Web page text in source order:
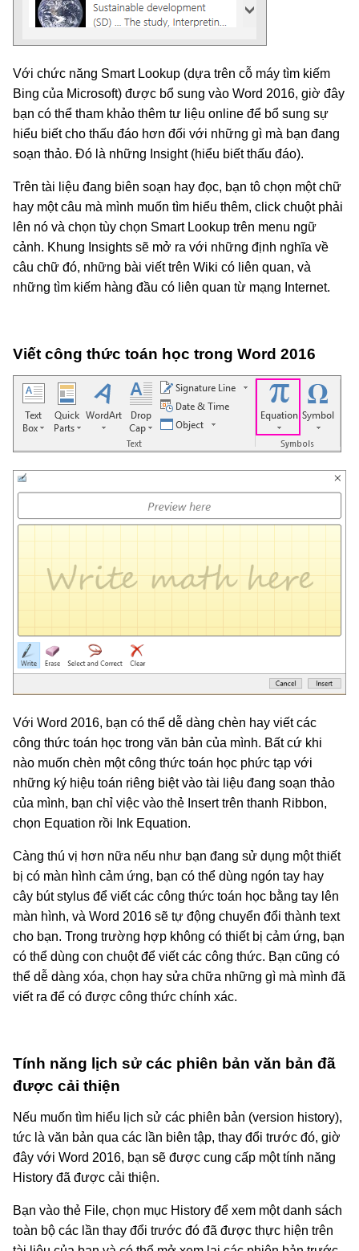
Với chức năng Smart Lookup (dựa trên cỗ máy tìm kiếm
Bing của Microsoft) được bổ sung vào Word 2016, giờ đây
bạn có thể tham khảo thêm tư liệu online để bổ sung sự
hiểu biết cho thấu đáo hơn đối với những gì mà bạn đang
soạn thảo. Đó là những Insight (hiểu biết thấu đáo).
Trên tài liệu đang biên soạn hay đọc, bạn tô chọn một chữ
hay một câu mà mình muốn tìm hiểu thêm, click chuột phải
lên nó và chọn tùy chọn Smart Lookup trên menu ngữ
cảnh. Khung Insights sẽ mở ra với những định nghĩa về
câu chữ đó, những bài viết trên Wiki có liên quan, và
những tìm kiếm hàng đầu có liên quan từ mạng Internet.
Viết công thức toán học trong Word 2016
Với Word 2016, bạn có thể dễ dàng chèn hay viết các
công thức toán học trong văn bản của mình. Bất cứ khi
nào muốn chèn một công thức toán học phức tạp với
những ký hiệu toán riêng biệt vào tài liệu đang soạn thảo
của mình, bạn chỉ việc vào thẻ Insert trên thanh Ribbon,
chọn Equation rồi Ink Equation.
Càng thú vị hơn nữa nếu như bạn đang sử dụng một thiết
bị có màn hình cảm ứng, bạn có thể dùng ngón tay hay
cây bút stylus để viết các công thức toán học bằng tay lên
màn hình, và Word 2016 sẽ tự động chuyển đổi thành text
cho bạn. Trong trường hợp không có thiết bị cảm ứng, bạn
có thể dùng con chuột để viết các công thức. Bạn cũng có
thể dễ dàng xóa, chọn hay sửa chữa những gì mà mình đã
viết ra để có được công thức chính xác.
Tính năng lịch sử các phiên bản văn bản đã
được cải thiện
Nếu muốn tìm hiểu lịch sử các phiên bản (version history),
tức là văn bản qua các lần biên tập, thay đổi trước đó, giờ
đây với Word 2016, bạn sẽ được cung cấp một tính năng
History đã được cải thiện.
Bạn vào thẻ File, chọn mục History để xem một danh sách
toàn bộ các lần thay đổi trước đó đã được thực hiện trên